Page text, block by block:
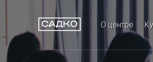
Меню
Главная
О центре